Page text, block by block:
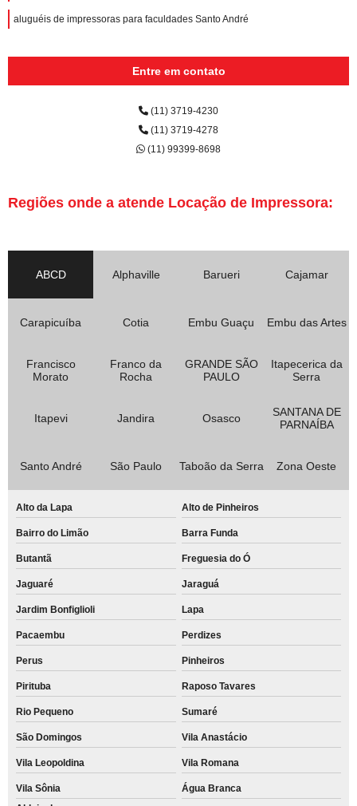
aluguéis de impressoras para faculdades Santo André
Entre em contato
(11) 3719-4230
(11) 3719-4278
(11) 99399-8698
Regiões onde a atende Locação de Impressora:
ABCD Alphaville Barueri Cajamar
Carapicuíba Cotia Embu Guaçu Embu das Artes
Francisco
Morato
Franco da
Rocha
GRANDE SÃO
PAULO
Itapecerica da
Serra
Itapevi Jandira Osasco
SANTANA DE
PARNAÍBA
Santo André São Paulo Taboão da Serra Zona Oeste
Alto da Lapa Alto de Pinheiros
Bairro do Limão Barra Funda
Butantã Freguesia do Ó
Jaguaré Jaraguá
Jardim Bonfiglioli Lapa
Pacaembu Perdizes
Perus Pinheiros
Pirituba Raposo Tavares
Rio Pequeno Sumaré
São Domingos Vila Anastácio
Vila Leopoldina Vila Romana
Vila Sônia
Água Branca